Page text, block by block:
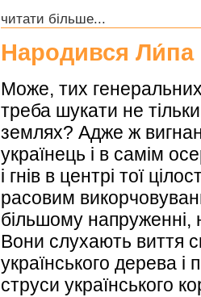
читати більше...
Народився
Може, тих генеральних
треба шукати не
землях? Адже ж
українець і в самім
і гнів в центрі тої
расовим
більшому напруженні,
Вони слухають виття
українського дерева
струси українського